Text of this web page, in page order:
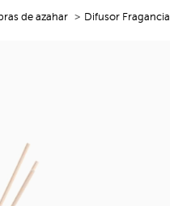
de azahar Difusor